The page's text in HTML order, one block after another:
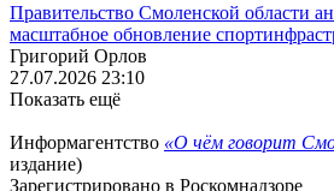
Правительство Смоленской области
масштабное обновление
Григорий Орлов
27.07.2026 23:10
Показать ещё
Информагентство «О чём говорит
издание)
Зарегистрировано в Роскомнадзоре